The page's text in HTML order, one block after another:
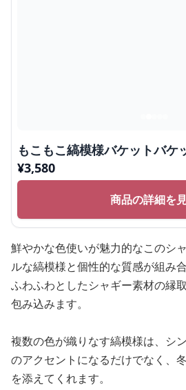
もこもこ縞模様バケットバケ
¥3,580
商品の詳細を
鮮やかな色使いが魅力的なこのシ
ルな縞模様と個性的な質感が組み
ふわふわとしたシャギー素材の縁
包み込みます。
複数の色が織りなす縞模様は、シ
のアクセントになるだけでなく、
を添えてくれます。